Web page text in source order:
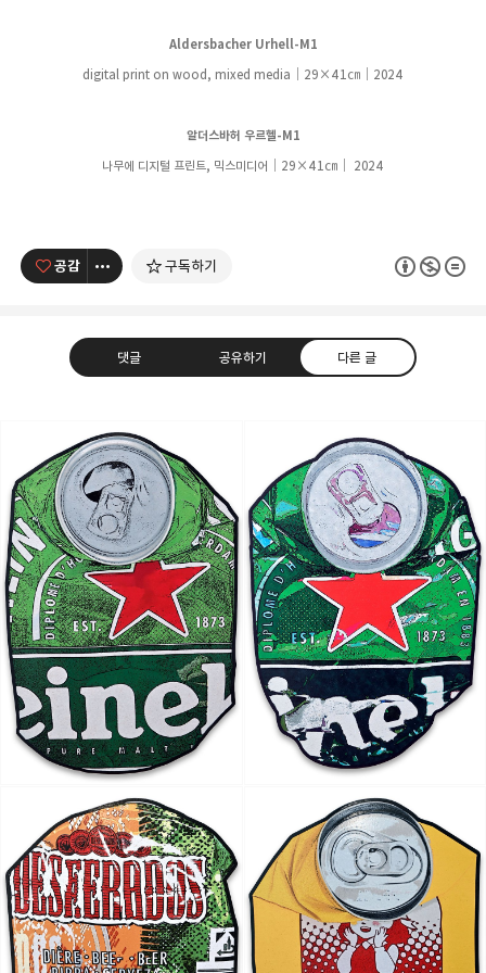
Aldersbacher Urhell-M1
digital print on wood, mixed media｜29 ×41㎝ 2024
알더스바허 우르헬-M1
나무에 디지털 프린트, 믹스미디어 ｜29 ×41㎝ 2024
공감 구독하기
댓글 공유하기 다른 글
Artist Ock Jinhwa ｜옥진화 작가
Ock Jinhwa｜Ock Jin-hwa｜Artist｜Korea｜옥진화
｜Pop art｜Print｜Digital｜NFT
구독하기
카카오톡 라인 트위터
밴드 네이버 블로그 Pocket